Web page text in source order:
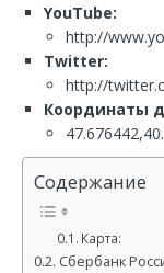
YouTube:
http://
Twitter:
http://
Координаты
Содержание
Карта:
Сбербанк